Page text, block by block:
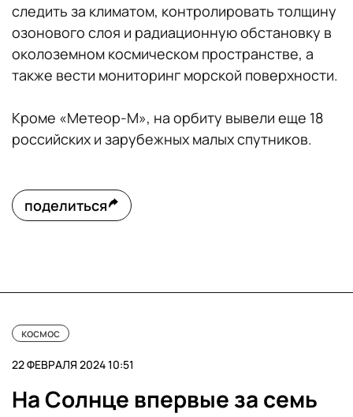
следить за климатом, контролировать толщину
озонового слоя и радиационную обстановку в
околоземном космическом пространстве, а
также вести мониторинг морской поверхности.
Кроме «Метеор-М», на орбиту вывели еще 18
российских и зарубежных малых спутников.
поделиться
космос
22 ФЕВРАЛЯ 2024 10:51
На Солнце впервые за семь